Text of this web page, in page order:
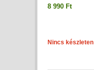
8 990 Ft
Nincs készleten